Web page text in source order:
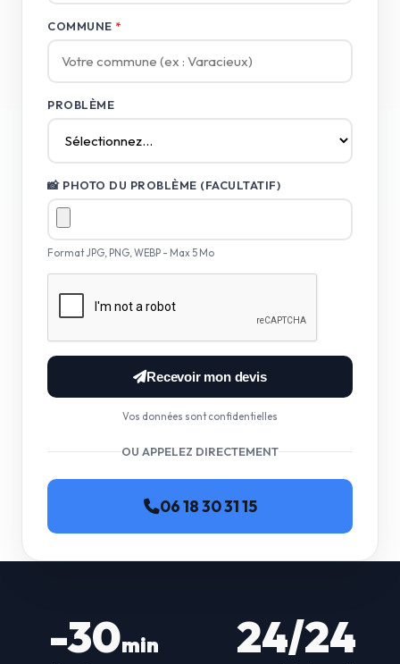
COMMUNE *
PROBLÈME
📸 PHOTO DU PROBLÈME (FACULTATIF)
Format JPG, PNG, WEBP - Max 5 Mo
Recevoir mon devis
Vos données sont confidentielles
OU APPELEZ DIRECTEMENT
06 18 30 31 15
-30min 24/24